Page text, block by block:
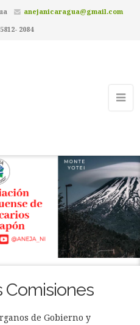
anejanicaragua@gmail.com
2084
Comisiones
de Gobierno y